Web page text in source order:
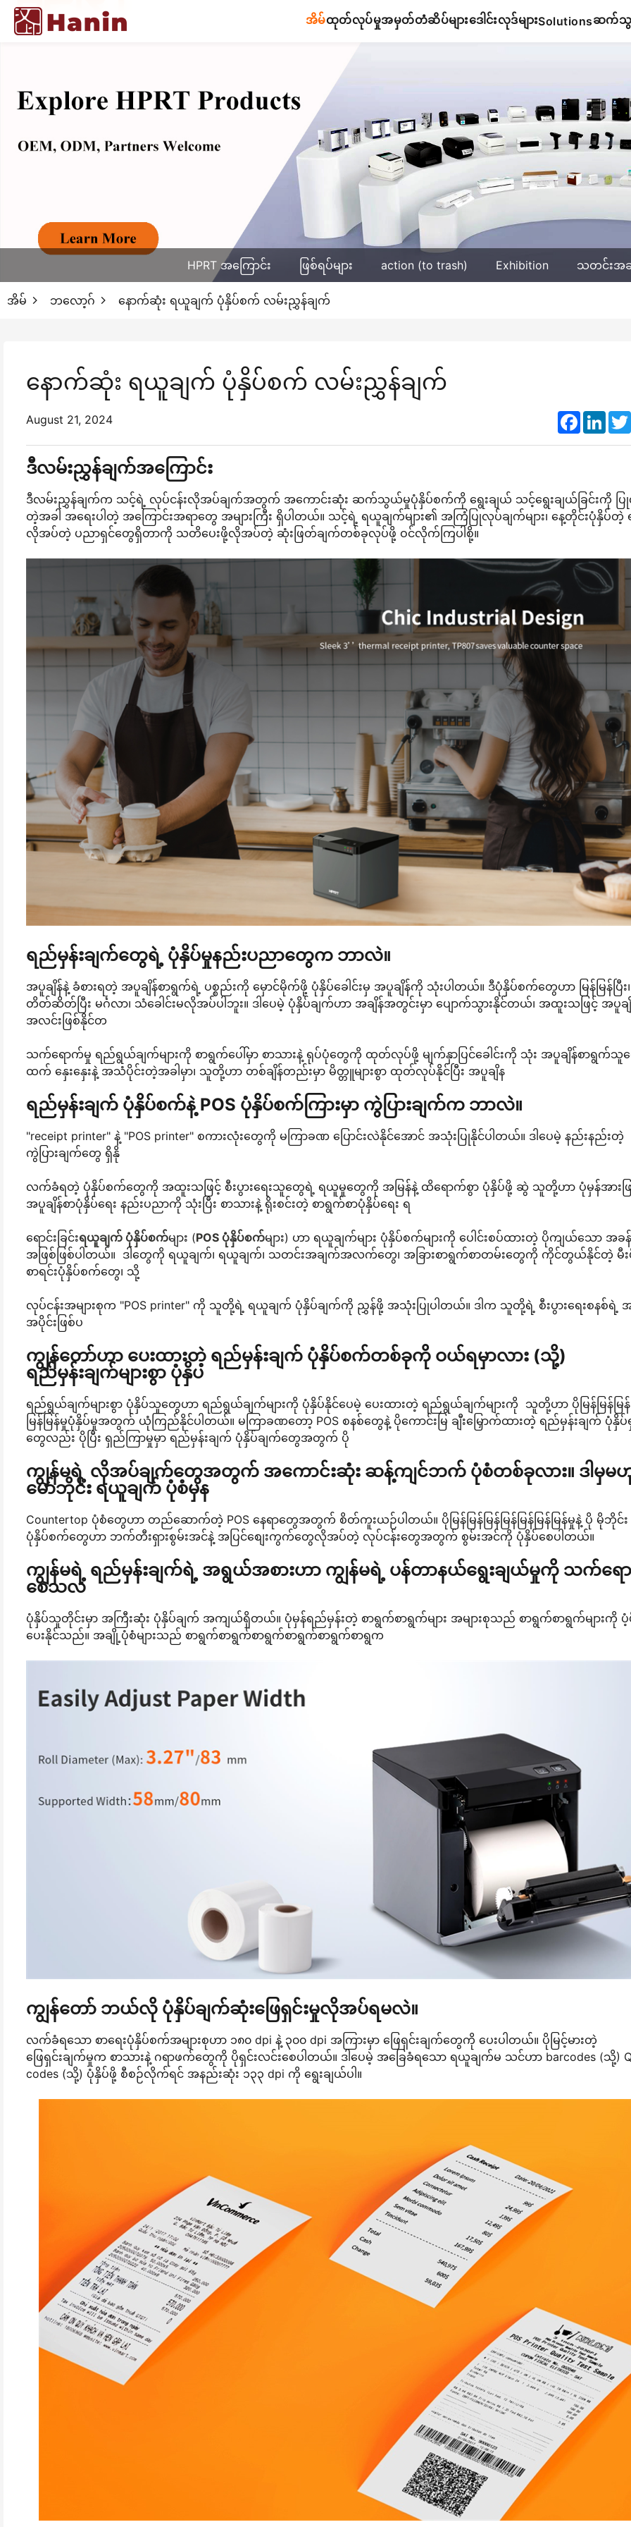
အိမ်ထုတ်လုပ်မှုအမှတ်တံဆိပ်များဒေါင်းလုဒ်များSolutionsဆက်
HPRT အကြောင်း ဖြစ်ရပ်များ action (to trash) Exhibition သတင်းအ
အိမ် ဘလော့ဂ် နောက်ဆုံး ရယူချက် ပုံနှိပ်စက် လမ်းညွှန်ချက်
နောက်ဆုံး ရယူချက် ပုံနှိပ်စက် လမ်းညွှန်ချက်
August 21, 2024
ဒီလမ်းညွှန်ချက်အကြောင်း
ဒီလမ်းညွှန်ချက်က သင့်ရဲ့ လုပ်ငန်းလိုအပ်ချက်အတွက် အကောင်းဆုံး ဆက်သွယ်မှုပုံနှိပ်စက်ကို ရွေးချယ် သင့်ရွေးချယ်ခြင်းကို ပ
တဲ့အခါ အရေးပါတဲ့ အကြောင်းအရာတွေ အများကြီး ရှိပါတယ်။ သင့်ရဲ့ ရယူချက်များ၏ အကြံပြုလုပ်ချက်များ၊ နေ့တိုင်းပုံနှိပ်
လိုအပ်တဲ့ ပညာရှင်တွေရှိတာကို သတိပေးဖို့လိုအပ်တဲ့ ဆုံးဖြတ်ချက်တစ်ခုလုပ်ဖို့ ဝင်လိုက်ကြပါစို့။
ရည်မှန်းချက်တွေရဲ့ ပုံနှိပ်မှုနည်းပညာတွေက ဘာလဲ။
အပူချိန်နဲ့ ခံစားရတဲ့ အပူချိန်စာရွက်ရဲ့ ပစ္စည်းကို မှောင်မိုက်ဖို့ ပုံနှိပ်ခေါင်းမှ အပူချိန်ကို သုံးပါတယ်။ ဒီပုံနှိပ်စက်တွေဟာ မြန်မြန်ပြီး၊
တိတ်ဆိတ်ပြီး မင်္ဂလာ၊ သံခေါင်းမလိုအပ်ပါဘူး။ ဒါပေမဲ့ ပုံနှိပ်ချက်ဟာ အချိန်အတွင်းမှာ ပျောက်သွားနိုင်တယ်၊ အထူးသဖြင့် အပူခ
အလင်းဖြစ်နိုင်တ
သက်ရောက်မှု ရည်ရွယ်ချက်များကို စာရွက်ပေါ်မှာ စာသားနဲ့ ရုပ်ပုံတွေကို ထုတ်လုပ်ဖို့ မျက်နှာပြင်ခေါင်းကို သုံး အပူချိန်စာရွက်သူ
ထက် နှေးနှေးနဲ့ အသံပိုင်းတဲ့အခါမှာ၊ သူတို့ဟာ တစ်ချိန်တည်းမှာ မိတ္တူများစွာ ထုတ်လုပ်နိုင်ပြီး အပူချိန
ရည်မှန်းချက် ပုံနှိပ်စက်နဲ့ POS ပုံနှိပ်စက်ကြားမှာ ကွဲပြားချက်က ဘာလဲ။
"receipt printer" နဲ့ "POS printer" စကားလုံးတွေကို မကြာခဏ ပြောင်းလဲနိုင်အောင် အသုံးပြုနိုင်ပါတယ်။ ဒါပေမဲ့ နည်းနည်းတဲ့
ကွဲပြားချက်တွေ ရှိနို
လက်ခံရတဲ့ ပုံနှိပ်စက်တွေကို အထူးသဖြင့် စီးပွားရေးသူတွေရဲ့ ရယူမှုတွေကို အမြန်နဲ့ ထိရောက်စွာ ပုံနှိပ်ဖို့ ဆွဲ သူတို့ဟာ ပုံမှန်အားဖ
အပူချိန်စာပုံနှိပ်ရေး နည်းပညာကို သုံးပြီး စာသားနဲ့ ရိုးစင်းတဲ့ စာရွက်စာပုံနှိပ်ရေး ရ
ရောင်းခြင်းရယူချက် ပုံနှိပ်စက်များ (POS ပုံနှိပ်စက်များ) ဟာ ရယူချက်များ ပုံနှိပ်စက်များကို ပေါင်းစပ်ထားတဲ့ ပိုကျယ်သော အခန်
အဖြစ်ဖြစ်ပါတယ်။ ဒါတွေကို ရယူချက်၊ ရယူချက်၊ သတင်းအချက်အလက်တွေ၊ အခြားစာရွက်စာတမ်းတွေကို ကိုင်တွယ်နိုင်တဲ့ မီး
စာရင်းပုံနှိပ်စက်တွေ၊ သို့
လုပ်ငန်းအများစုက "POS printer" ကို သူတို့ရဲ့ ရယူချက် ပုံနှိပ်ချက်ကို ညွှန်ဖို့ အသုံးပြုပါတယ်။ ဒါက သူတို့ရဲ့ စီးပွားရေးစနစ်ရဲ့
အပိုင်းဖြစ်ပ
ကျွန်တော်ဟာ ပေးထားတဲ့ ရည်မှန်းချက် ပုံနှိပ်စက်တစ်ခုကို ဝယ်ရမှာလား (သို့)
ရည်မှန်းချက်များစွာ ပုံနှိပ
ရည်ရွယ်ချက်များစွာ ပုံနှိပ်သူတွေဟာ ရည်ရွယ်ချက်များကို ပုံနှိပ်နိုင်ပေမဲ့ ပေးထားတဲ့ ရည်ရွယ်ချက်များကို သူတို့ဟာ ပိုမြန်မြန်မြန်
မြန်မြန်မှုပုံနှိပ်မှုအတွက် ယုံကြည်နိုင်ပါတယ်။ မကြာခဏတော့ POS စနစ်တွေနဲ့ ပိုကောင်းမြ ချီးမြှောက်ထားတဲ့ ရည်မှန်းချက် ပုံနှိပ်
တွေလည်း ပိုပြီး ရှည်ကြာမှုမှာ ရည်မှန်းချက် ပုံနှိပ်ချက်တွေအတွက် ပို
ကျွန်မရဲ့ လိုအပ်ချက်တွေအတွက် အကောင်းဆုံး ဆန့်ကျင်ဘက် ပုံစံတစ်ခုလား။ ဒါမှ
မော်ဘိုင်း ရယူချက် ပုံစံမှန
Countertop ပုံစံတွေဟာ တည်ဆောက်တဲ့ POS နေရာတွေအတွက် စိတ်ကူးယဉ်ပါတယ်။ ပိုမြန်မြန်မြန်မြန်မြန်မြန်မြန်မှုနဲ့ ပို မိုဘိုင်း
ပုံနှိပ်စက်တွေဟာ ဘက်တီးရှားစွမ်းအင်နဲ့ အပြင်စျေးကွက်တွေလိုအပ်တဲ့ လုပ်ငန်းတွေအတွက် စွမ်းအင်ကို ပုံနှိပ်စေပါတယ်။
ကျွန်မရဲ့ ရည်မှန်းချက်ရဲ့ အရွယ်အစားဟာ ကျွန်မရဲ့ ပန်တာနယ်ရွေးချယ်မှုကို သက်ရေ
စေသလ
ပုံနှိပ်သူတိုင်းမှာ အကြီးဆုံး ပုံနှိပ်ချက် အကျယ်ရှိတယ်။ ပုံမှန်ရည်မှန်းတဲ့ စာရွက်စာရွက်များ အများစုသည် စာရွက်စာရွက်များကို ပံ့
ပေးနိုင်သည်။ အချို့ပုံစံများသည် စာရွက်စာရွက်စာရွက်စာရွက်စာရွက်စာရွက
ကျွန်တော် ဘယ်လို ပုံနှိပ်ချက်ဆုံးဖြေရှင်းမှုလိုအပ်ရမလဲ။
လက်ခံရသော စာရေးပုံနှိပ်စက်အများစုဟာ ၁၈၀ dpi နဲ့ ၃၀၀ dpi အကြားမှာ ဖြေရှင်းချက်တွေကို ပေးပါတယ်။ ပိုမြင့်မားတဲ့
ဖြေရှင်းချက်မှုက စာသားနဲ့ ဂရာဖက်တွေကို ပိုရှင်းလင်းစေပါတယ်။ ဒါပေမဲ့ အခြေခံရသော ရယူချက်မ သင်ဟာ barcodes (သို့)
codes (သို့) ပုံနှိပ်ဖို့ စီစဉ်လိုက်ရင် အနည်းဆုံး ၁၃၃ dpi ကို ရွေးချယ်ပါ။